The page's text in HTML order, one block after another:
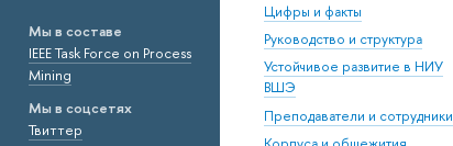
Мы в составе
IEEE Task Force on Process
Mining
Мы в соцсетях
Твиттер
Цифры и факты
Руководство и структура
Устойчивое развитие в НИУ
ВШЭ
Преподаватели и сотрудники